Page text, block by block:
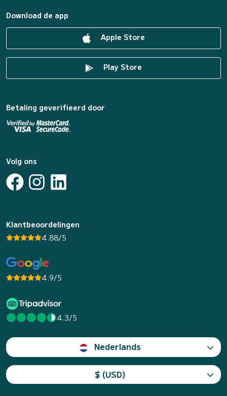
Download de app
Apple Store
Play Store
Betaling geverifieerd door
Volg ons
Klantbeoordelingen
4.88/5
4.9/5
4.3/5
Nederlands
$ (USD)